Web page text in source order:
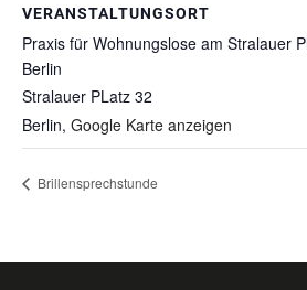
VERANSTALTUNGSORT
Praxis für Wohnungslose am Stralauer
Berlin
Stralauer PLatz 32
Berlin, Google Karte anzeigen
Brillensprechstunde